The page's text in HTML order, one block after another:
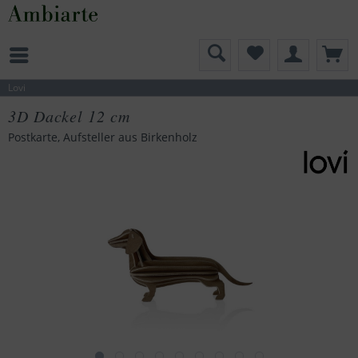
Lovi
3D Dackel 12 cm
Postkarte, Aufsteller aus Birkenholz